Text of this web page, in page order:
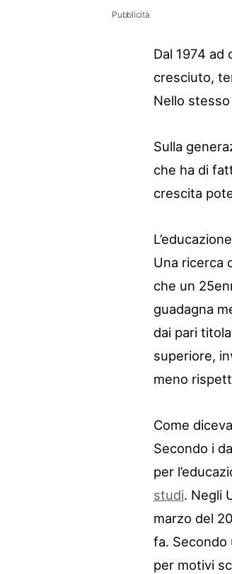
Pubblicità
Dal 1974
cresciuto,
Nello
Sulla
che ha di
crescita
Una ricerca
che un
guadagna
dai pari
superiore,
meno
Come
Secondo i
per
studi. Negli
marzo del
fa. Secondo
per motivi